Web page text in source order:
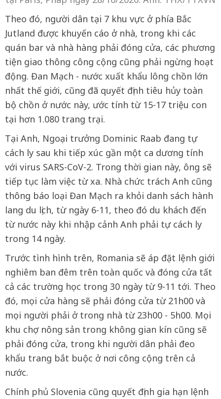
Theo đó, người dân tại 7 khu vực ở phía Bắc
Jutland được khuyến cáo ở nhà, trong khi các
quán bar và nhà hàng phải đóng cửa, các phương
tiện giao thông công cộng cũng phải ngừng hoạt
động. Đan Mạch - nước xuất khẩu lông chồn lớn
nhất thế giới, cũng đã quyết định tiêu hủy toàn
bộ chồn ở nước này, ước tính từ 15-17 triệu con
tại hơn 1.080 trang trại.
Tại Anh, Ngoại trưởng Dominic Raab đang tự
cách ly sau khi tiếp xúc gần một ca dương tính
với virus SARS-CoV-2. Trong thời gian này, ông sẽ
tiếp tục làm việc từ xa. Nhà chức trách Anh cũng
thông báo loại Đan Mạch ra khỏi danh sách hành
lang du lịch, từ ngày 6-11, theo đó du khách đến
từ nước này khi nhập cảnh Anh phải tự cách ly
trong 14 ngày.
Trước tình hình trên, Romania sẽ áp đặt lệnh giới
nghiêm ban đêm trên toàn quốc và đóng cửa tất
cả các trường học trong 30 ngày từ 9-11 tới. Theo
đó, mọi cửa hàng sẽ phải đóng cửa từ 21h00 và
mọi người phải ở trong nhà từ 23h00 - 5h00. Mọi
khu chợ nông sản trong không gian kín cũng sẽ
phải đóng cửa, trong khi người dân phải đeo
khẩu trang bắt buộc ở nơi công cộng trên cả
nước.
Chính phủ Slovenia cũng quyết định gia hạn lệnh